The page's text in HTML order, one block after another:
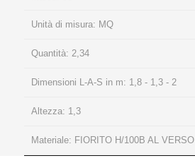
Unità di misura: MQ
Quantità: 2,34
Dimensioni L-A-S in m: 1,8 - 1,3 - 2
Altezza: 1,3
Materiale: FIORITO H/100B AL VERSO